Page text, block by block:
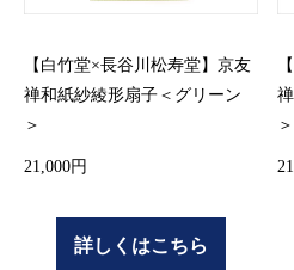
【白竹堂×長谷川松寿堂】京友
禅和紙紗綾形扇子＜グリーン
＞
21,000円
詳しくはこちら
＞